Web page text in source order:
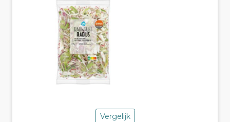
Vergelijk